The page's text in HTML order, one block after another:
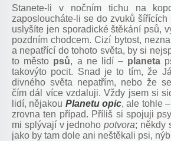
Stanete-li v nočním tichu na
zaposloucháte-li se do zvuků šířících
uslyšíte jen sporadické štěkání psů,
pozdním chodcem. Cizí bytost,
a nepatřící do tohoto světa, by si
to město psů, a ne lidí – planeta
takovýto pocit. Snad je to tím, že
divného světa nepatřím, nebo že
čím dál více vzdaluji. Vždy jsem si
lidí, nějakou Planetu opic, ale tohle
zrovna ten případ. Příliš si spojuji
mi splývají v jednohopotvora; někdy
jako by tam dole ani neštěkali psi,